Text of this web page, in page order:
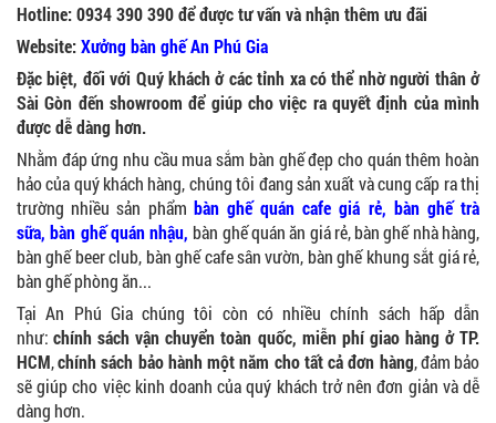
Hotline: 0934 390 390 để được tư vấn và nhận thêm ưu đãi
Website:Xưởng bàn ghế An Phú Gia
Đặc biệt, đối với Quý khách ở các tỉnh xa có thể nhờ người thân ở
Sài Gòn đến showroom để giúp cho việc ra quyết định của mình
được dễ dàng hơn.
Nhằm đáp ứng nhu cầu mua sắm bàn ghế đẹp cho quán thêm hoàn
hảo của quý khách hàng, chúng tôi đang sản xuất và cung cấp ra thị
trường nhiều sản phẩm bàn ghế quán cafe giá rẻ, bàn ghế trà
sữa,bàn ghế quán nhậu, bàn ghế quán ăn giá rẻ, bàn ghế nhà hàng,
bàn ghế beer club, bàn ghế cafe sân vườn, bàn ghế khung sắt giá rẻ,
bàn ghế phòng ăn...
Tại An Phú Gia chúng tôi còn có nhiều chính sách hấp dẫn
như:chính sách vận chuyển toàn quốc, miễn phí giao hàng ở TP.
HCM,chính sách bảo hành một năm cho tất cả đơn hàng, đảm bảo
sẽ giúp cho việc kinh doanh của quý khách trở nên đơn giản và dễ
dàng hơn.